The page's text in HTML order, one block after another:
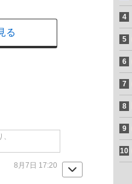
る
8月7日 17:20